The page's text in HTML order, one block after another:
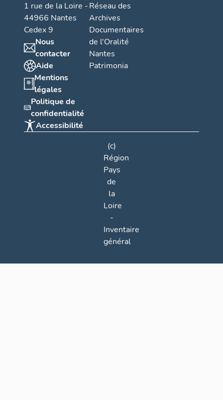
1 rue de la Loire -
44966 Nantes
Cedex 9
Nous
contacter
Aide
Mentions
légales
Politique de
confidentialité
Accessibilité
Réseau des
Archives
Documentaires
de l'Oralité
Nantes
Patrimonia
(c)
Région
Pays
de
la
Loire
-
Inventaire
général